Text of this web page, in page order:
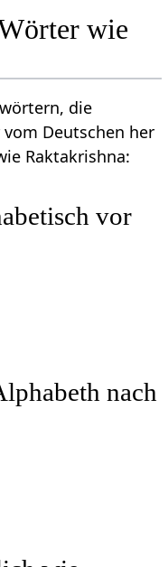
wie
die
Deutschen her
Raktakrishna:
vor
nach